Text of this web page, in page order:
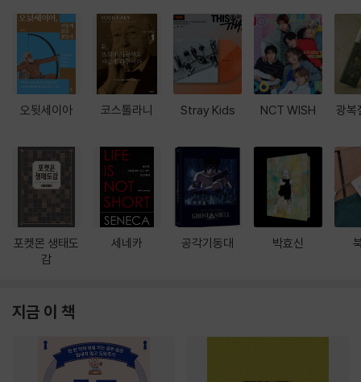
오뒷세이아
포켓몬 생태도
감
코스톨라니
세네카
Stray Kids
공각기동대
NCT WISH
박효신
광복
지금 이 책